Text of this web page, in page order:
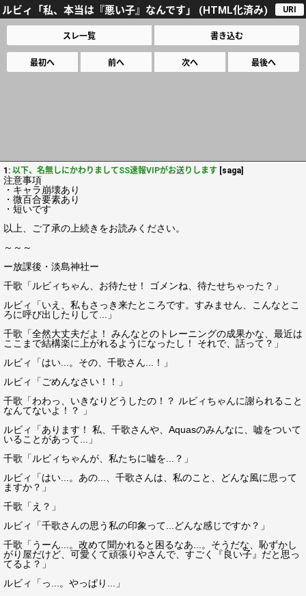
ルビィ「私、本当は『悪い子』なんです」 (HTML化済み) URI
スレ一覧 書き込む
最初へ 前へ 次へ 最後へ
1: 以下、名無しにかわりましてSS速報VIPがお送りします [saga]
注意事項
・キャラ崩壊あり
・微百合要素あり
・短いです
以上、ご了承の上続きをお読みください。
～～～
ー放課後・淡島神社ー
千歌「ルビィちゃん、お待たせ！ ゴメンね、待たせちゃった？」
ルビィ「いえ、私もさっき来たところです。すみません、こんなとこ
ろに呼び出したりして...」
千歌「全然大丈夫だよ！ みんなとのトレーニングの成果かな、最近は
ここまで結構楽に上がれるようになったし！ それで、話って？」
ルビィ「はい...。その、千歌さん...！」
ルビィ「ごめんなさい！！」
千歌「わわっ、いきなりどうしたの！？ ルビィちゃんに謝られること
なんてないよ！？ 」
ルビィ「あります！ 私、千歌さんや、Aquasのみんなに、嘘をついて
いることがあって...」
千歌「ルビィちゃんが、私たちに嘘を...？」
ルビィ「はい...。あの...、千歌さんは、私のこと、どんな風に思って
ますか？」
千歌「え？」
ルビィ「千歌さんの思う私の印象って...どんな感じですか？」
千歌「うーん...。改めて聞かれると困るなあ...。そうだな、恥ずかし
がり屋だけど、可愛くて頑張りやさんで、すごく『良い子』だと思っ
てるよ？」
ルビィ「っ...。やっぱり...」